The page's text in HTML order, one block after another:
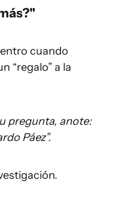
cuando
“regalo” a la
pregunta, anote:
Páez”.